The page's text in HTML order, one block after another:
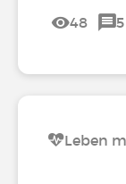
48 5
Leben